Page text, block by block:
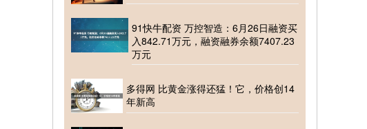
91快牛配资 万控智造：6月26日融资买
入842.71万元，融资融券余额7407.23
万元
多得网 比黄金涨得还猛！它，价格创14
年新高